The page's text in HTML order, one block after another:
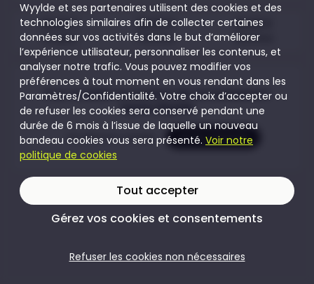
30,00 €
Couples
30,00 €
Femmes
80,00 €
Hommes
Pour accéder au contenu de cet évènement
rejoins Wyylde
Je crée mon compte Je me connecte
Wyylde et ses partenaires utilisent des cookies et des
technologies similaires afin de collecter certaines
données sur vos activités dans le but d’améliorer
l’expérience utilisateur, personnaliser les contenus, et
analyser notre trafic. Vous pouvez modifier vos
préférences à tout moment en vous rendant dans les
Paramètres/Confidentialité. Votre choix d’accepter ou
de refuser les cookies sera conservé pendant une
durée de 6 mois à l’issue de laquelle un nouveau
bandeau cookies vous sera présenté. Voir notre
politique de cookies
Tout accepter
Gérez vos cookies et consentements
Refuser les cookies non nécessaires